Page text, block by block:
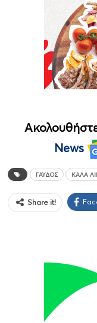
News
ΓΑΎΔΟΣ ΚΑΛΑ
Share it!